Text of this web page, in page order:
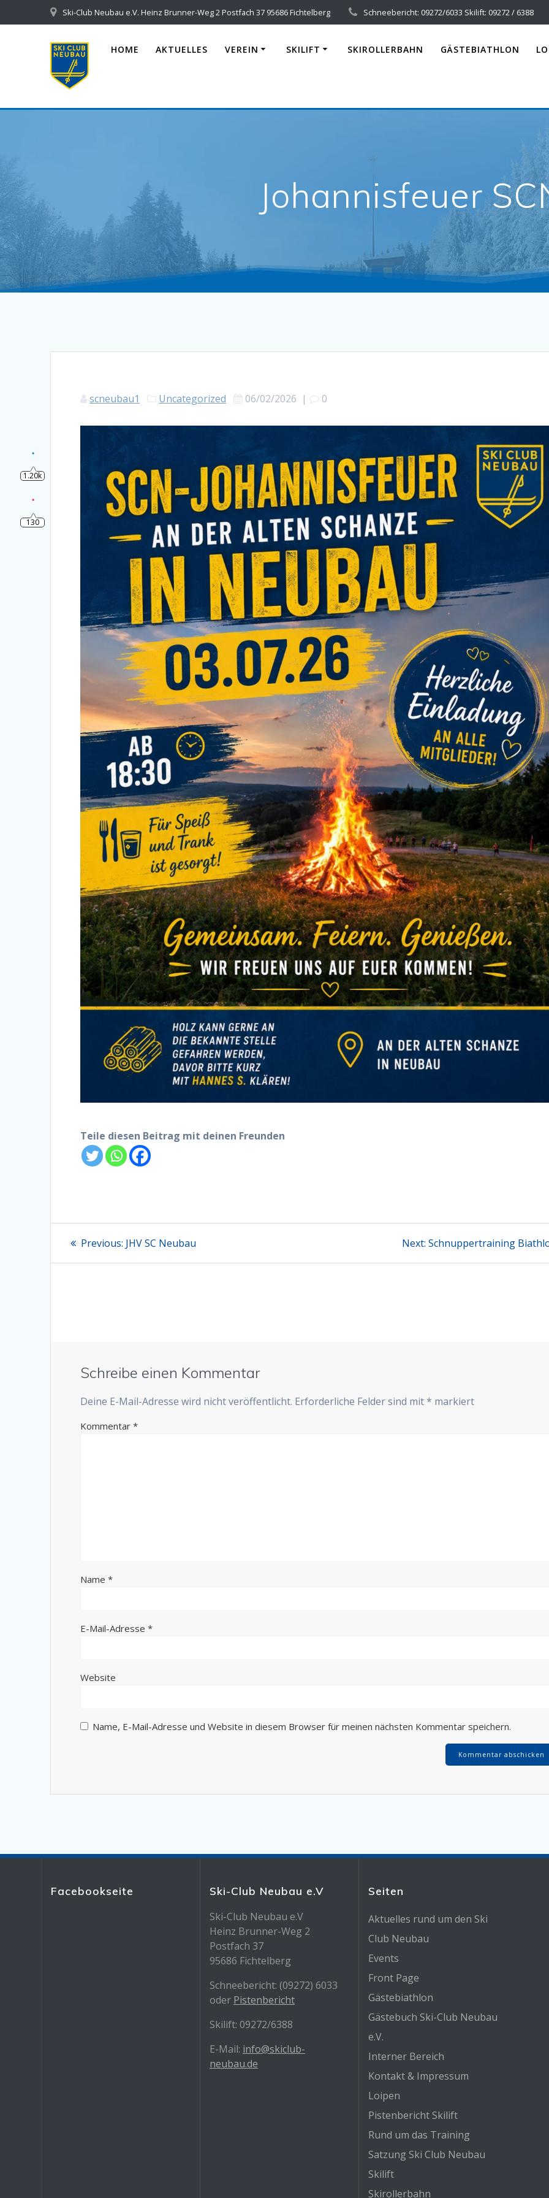
to
Ski-Club Neubau e.V. Heinz Brunner-Weg 2 Postfach 37 95686 Fichtelberg Schneebericht: 09272/6033 Skilift: 09272 / 6388
HOME AKTUELLES VEREIN SKILIFT SKIROLLERBAHN GÄSTEBIATHLON
Johannisfeuer
scneubau1 Uncategorized 06/02/2026 | 0
Teile diesen Beitrag mit deinen Freunden
Beitragsnavigation
Previous: Previous
JHV SC Neubau Next: Next
Schnuppertraining
Schreibe einen Kommentar
Deine E-Mail-Adresse wird nicht veröffentlicht. Erforderliche Felder sind mit* markiert
Kommentar*
Name*
E-Mail-Adresse*
Website
Name, E-Mail-Adresse und Website in diesem Browser für meinen nächsten Kommentar speichern.
Facebookseite
Ski-Club Neubau e.V
Ski-Club Neubau e.V
Heinz Brunner-Weg 2
Postfach 37
95686 Fichtelberg
Schneebericht: (09272) 6033
oder Pistenbericht
Skilift: 09272/6388
E-Mail: info@skiclub-
neubau.de
Seiten
Aktuelles rund um den Ski
Club Neubau
Events
Front Page
Gästebiathlon
Gästebuch Ski-Club Neubau
e.V.
Interner Bereich
Kontakt & Impressum
Loipen
Pistenbericht Skilift
Rund um das Training
Satzung Ski Club Neubau
Skilift
Skirollerbahn
130